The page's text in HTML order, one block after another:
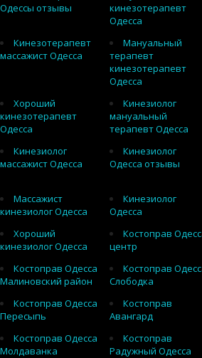
Одессы отзывы
кинезотерапевт
Одесса
Кинезотерапевт
массажист Одесса
Мануальный
терапевт
кинезотерапевт
Одесса
Хороший
кинезотерапевт
Одесса
Кинезиолог
мануальный
терапевт Одесса
Кинезиолог
массажист Одесса
Кинезиолог
Одесса отзывы
Массажист
кинезиолог Одесса
Кинезиолог
Одесса
Хороший
кинезиолог Одесса
Костоправ
центр
Костоправ Одесса
Малиновский район
Костоправ
Слободка
Костоправ Одесса
Пересыпь
Костоправ
Авангард
Костоправ Одесса
Молдаванка
Костоправ
Радужный Одесса